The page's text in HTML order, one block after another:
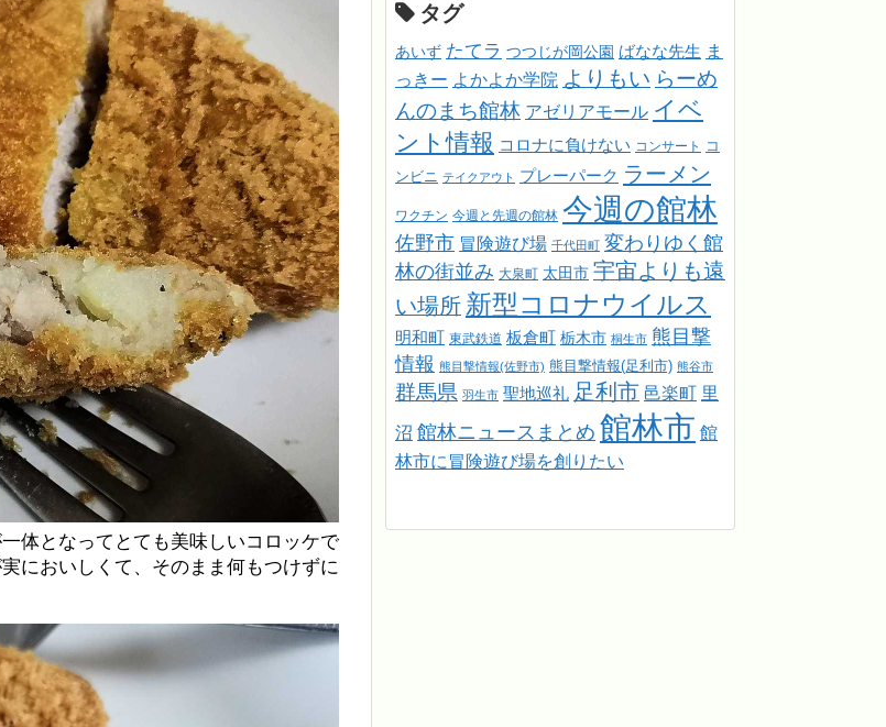
体となってとても美味しいコロッケで
においしくて、そのまま何もつけずに
タグ
あいず たてラ つつじが岡公園 ばなな先生 ま
っきー よかよか学院 よりもい らーめ
んのまち館林 アゼリアモール イベ
ント情報 コロナに負けない コンサート
コ
ンビニ テイクアウト プレーパーク ラーメン
ワクチン 今週と先週の館林 今週の館林
佐野市 冒険遊び場 千代田町
変わりゆく館
林の街並み 大泉町 太田市 宇宙よりも遠
い場所 新型コロナウイルス
明和町 東武鉄道 板倉町 栃木市 桐生市 熊目撃
情報 熊目撃情報(佐野市) 熊目撃情報(足利市) 熊谷市
群馬県 羽生市 聖地巡礼 足利市 邑楽町 里
沼 館林ニュースまとめ 館林市 館
林市に冒険遊び場を創りたい